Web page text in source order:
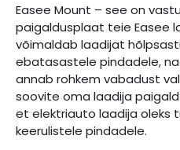
Easee Mount – see on
paigaldusplaat teie Easee
võimaldab laadijat
ebatasastele pindadele,
annab rohkem vabadust
soovite oma laadija
et elektriauto laadija oleks
keerulistele pindadele.